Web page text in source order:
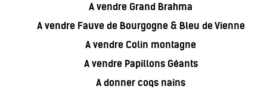
A vendre Grand Brahma
A vendre Fauve de Bourgogne & Bleu de Vienne
A vendre Colin montagne
A vendre Papillons Géants
A donner coqs nains